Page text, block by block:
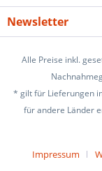
Newsletter
Alle Preise inkl.
* gilt für Lieferungen
für andere Länder
Impressum